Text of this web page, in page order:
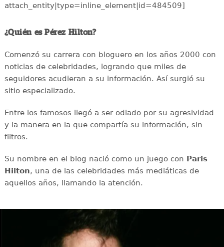
attach_entity|type=inline_element|id=484509]
¿Quién es Pérez Hilton?
Comenzó su carrera con bloguero en los años 2000 con
noticias de celebridades, logrando que miles de
seguidores acudieran a su información. Así surgió su
sitio especializado.
Entre los famosos llegó a ser odiado por su agresividad
y la manera en la que compartía su información, sin
filtros.
Su nombre en el blog nació como un juego con Paris
Hilton, una de las celebridades más mediáticas de
aquellos años, llamando la atención.